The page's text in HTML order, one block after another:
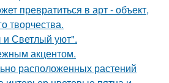
превратиться в арт - объект,
творчества.
Светлый уют".
акцентом.
расположенных растений